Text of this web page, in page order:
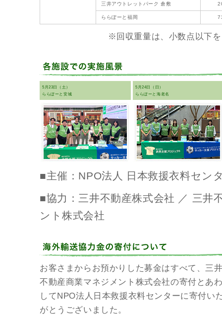
三井アウトレットパーク 倉敷
ららぽーと福岡
※回収重量は、小数点以下
5月23日（土）
ららぽーと安城
5月24日（日）
ららぽーと海老名
■主催：NPO法人 日本救援衣料セン
■協力：三井不動産株式会社 ／ 三井
ント株式会社
お客さまからお預かりした募金はすべて、三
不動産商業マネジメント株式会社の寄付とあ
してNPO法人日本救援衣料センターに寄付い
がとうございました。